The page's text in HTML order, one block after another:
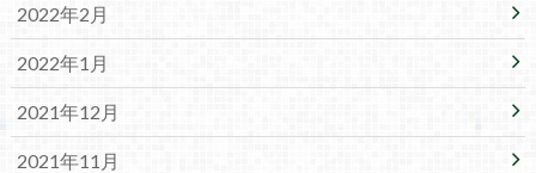
2022年2月
2022年1月
2021年12月
2021年11月